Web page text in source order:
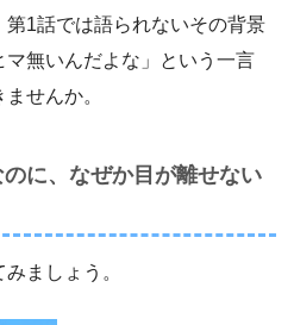
1話では語られないその背景
無いんだよな」という一言
せんか。
に、なぜか目が離せない
ましょう。